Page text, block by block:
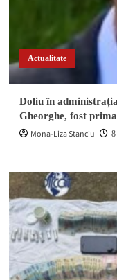
Actualitate
Doliu în
Gheorghe, fost
Mona-Liza Stanciu 8